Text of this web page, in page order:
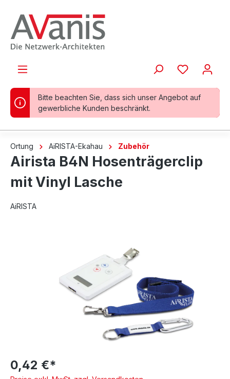
Bitte beachten Sie, dass sich unser Angebot auf
gewerbliche Kunden beschränkt.
Ortung AiRISTA-Ekahau Zubehör
Airista B4N Hosenträgerclip
mit Vinyl Lasche
AiRISTA
0,42 €*